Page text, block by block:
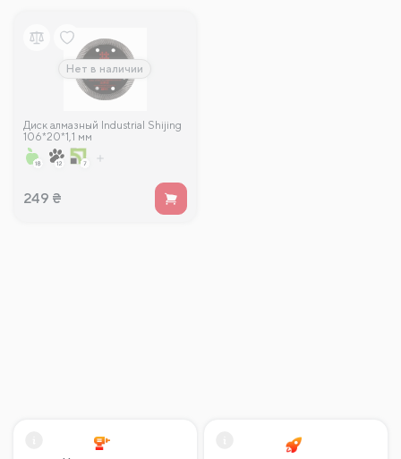
Нет в наличии
Диск алмазный Industrial Shijing
106*20*1,1 мм
249 ₴